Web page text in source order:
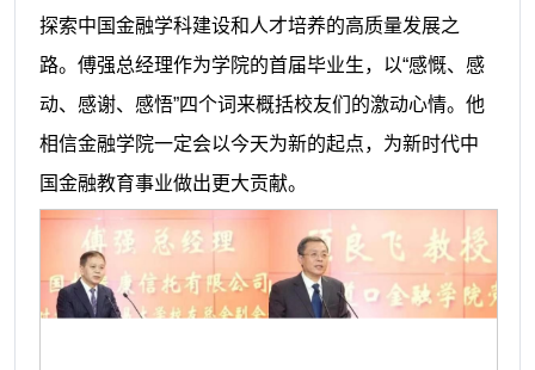
探索中国金融学科建设和人才培养的高质量发展之
路。傅强总经理作为学院的首届毕业生，以“感慨、感
动、感谢、感悟”四个词来概括校友们的激动心情。他
相信金融学院一定会以今天为新的起点，为新时代中
国金融教育事业做出更大贡献。